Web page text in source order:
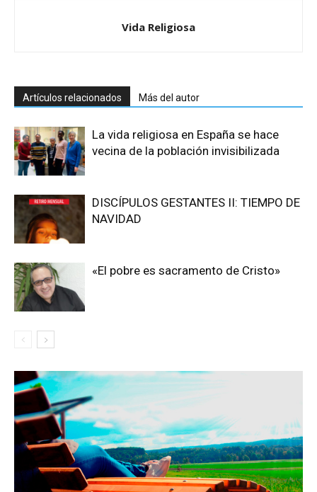
Vida Religiosa
Artículos relacionados Más del autor
La vida religiosa en España se hace
vecina de la población invisibilizada
DISCÍPULOS GESTANTES II: TIEMPO DE
NAVIDAD
«El pobre es sacramento de Cristo»